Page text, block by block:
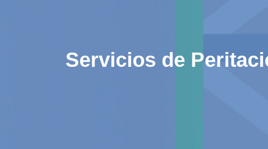
Servicios de